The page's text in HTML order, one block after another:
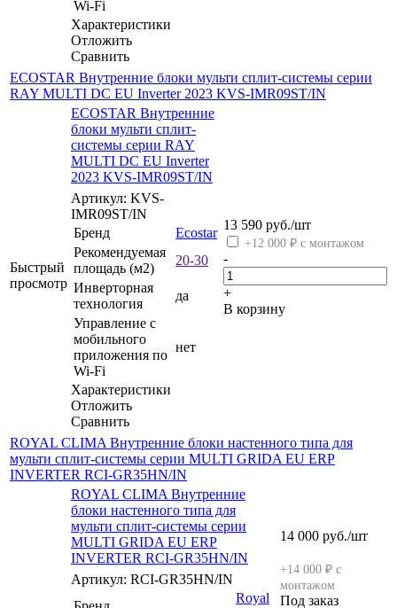
Wi-Fi
Характеристики
Отложить
Сравнить
ECOSTAR Внутренние блоки мульти сплит-системы серии
RAY MULTI DC EU Inverter 2023 KVS-IMR09ST/IN
Быстрый
просмотр
ECOSTAR Внутренние
блоки мульти сплит-
системы серии RAY
MULTI DC EU Inverter
2023 KVS-IMR09ST/IN
Артикул: KVS-
IMR09ST/IN
Бренд
Ecostar
Рекомендуемая
площадь (м2)
20-30
Инверторная
технология
да
Управление c
мобильного
приложения по
Wi-Fi
нет
Характеристики
Отложить
Сравнить
13 590 руб./шт
+12 000 ₽ с монтажом
-
+
В корзину
ROYAL CLIMA Внутренние блоки настенного типа для
мульти сплит-системы серии MULTI GRIDA EU ERP
INVERTER RCI-GR35HN/IN
ROYAL CLIMA Внутренние
блоки настенного типа для
мульти сплит-системы серии
MULTI GRIDA EU ERP
INVERTER RCI-GR35HN/IN
Артикул: RCI-GR35HN/IN
Royal
14 000 руб./шт
+14 000 ₽ с
монтажом
Под заказ